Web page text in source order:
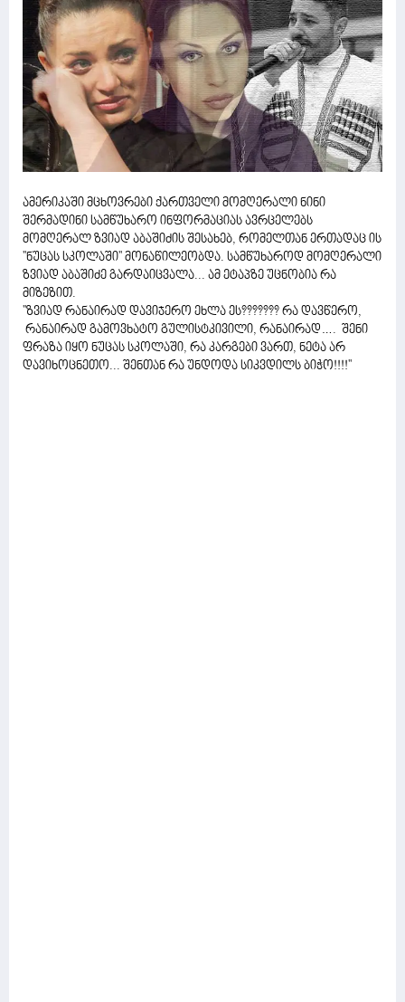
ამერიკაში მცხოვრები ქართველი მომღერალი ნინი
შერმადინი სამწუხარო ინფორმაციას ავრცელებს
მომღერალ ზვიად აბაშიძის შესახებ, რომელთან ერთადაც ის
''ნუცას სკოლაში'' მონაწილეობდა. სამწუხაროდ მომღერალი
ზვიად აბაშიძე გარდაიცვალა... ამ ეტაპზე უცნობია რა
მიზეზით.
''ზვიად რანაირად დავიჯერო ეხლა ეს??????? რა დავწერო,
რანაირად გამოვხატო გულისტკივილი, რანაირად…. შენი
ფრაზა იყო ნუცას სკოლაში, რა კარგები ვართ, ნეტა არ
დავიხოცნეთო... შენთან რა უნდოდა სიკვდილს ბიჭო!!!!''